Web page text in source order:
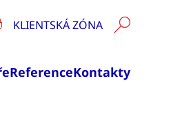
KLIENTSKÁ ZÓNA
ReferenceKontakty